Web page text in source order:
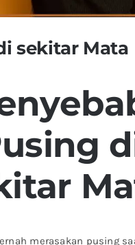
sekitar Mata
merasakan pusing